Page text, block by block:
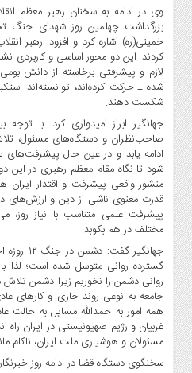
وی در ادامه به سخنان رهبر معظم
خمینی(ره) اشاره کرد و افزود: رهبر
کردند. این دو محور اساسی و کاربردی
لازم و پیشرفتی برخاسته از دانش
شده ـ حرکت کرده‌اند، توانسته‌اند
شکست دهند.
جهانگیر ابراز امیدواری کرد: با
صاحب‌نظران و دستگاه‌های مسئول،
ادامه یابد و در عین حال پیشرفت‌های
شود تا نگاه مقام معظم رهبری در این
منشور واقعی پیشرفت و اقتدار ایران
قدرت معنوی ناشی از دین و ارزش‌های
پیشرفت علمی متناسب با نیاز روز،
مختلف در هم بکوبد.
جهانگیر
گسترده روانی متوسل شده است؛ لذا
روانی دشمن را نخوریم زیرا دشمن
جامعه به نوعی روند جاری و کارهای
همه امور به حمدالله مسایل به
غربیان و رژیم صهیونیستی در ایران راه
مسئولان و هوشیاری ملت ایران، ناکام
سخنگوی دستگاه قضا در ادامه روز